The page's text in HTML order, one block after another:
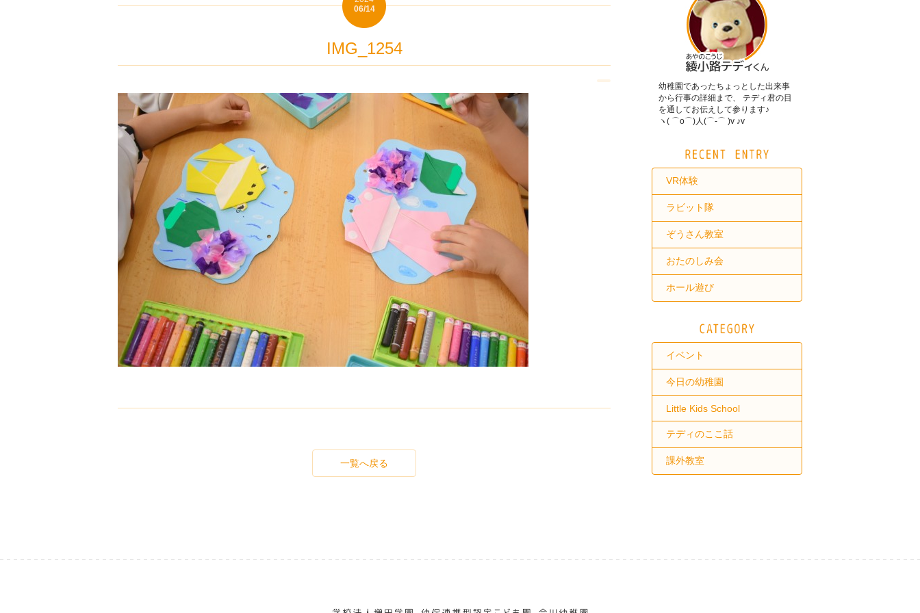
06/14
IMG_1254
一覧へ戻る
幼稚園であったちょっとした出来事
から行事の詳細まで、 テディ君の目
を通してお伝えして参ります♪
ヽ( ⌒o⌒)人(⌒-⌒ )v ♪v
VR体験
ラビット隊
ぞうさん教室
おたのしみ会
ホール遊び
イベント
今日の幼稚園
Little Kids School
テディのここ話
課外教室